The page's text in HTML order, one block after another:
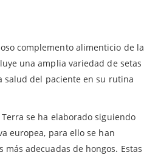
complemento alimenticio de la
una amplia variedad de setas
salud del paciente en su rutina
se ha elaborado siguiendo
europea, para ello se han
más adecuadas de hongos. Estas